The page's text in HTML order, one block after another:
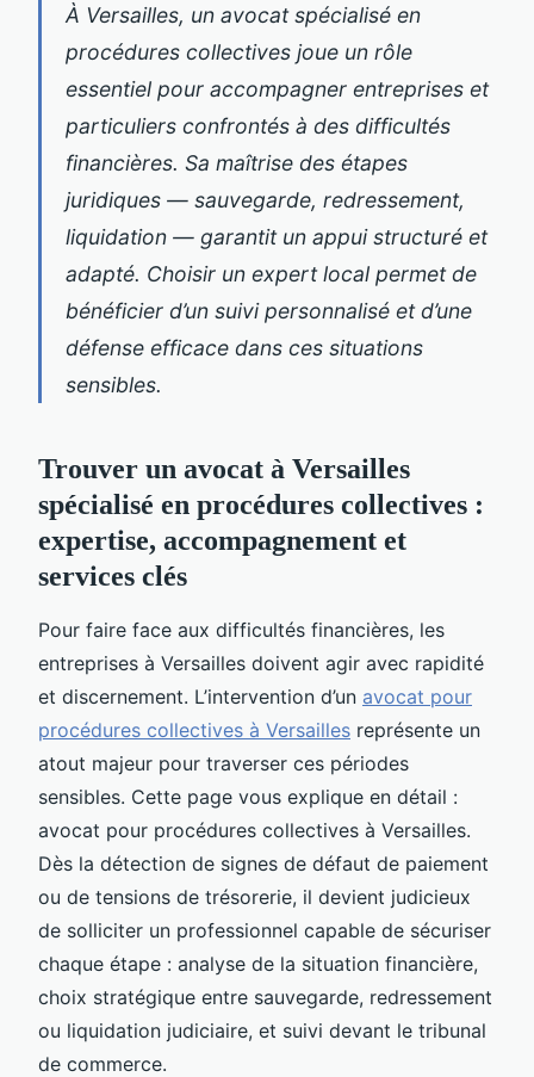
À Versailles, un avocat spécialisé en
procédures collectives joue un rôle
essentiel pour accompagner entreprises et
particuliers confrontés à des difficultés
financières. Sa maîtrise des étapes
juridiques — sauvegarde, redressement,
liquidation — garantit un appui structuré et
adapté. Choisir un expert local permet de
bénéficier d’un suivi personnalisé et d’une
défense efficace dans ces situations
sensibles.
Trouver un avocat à Versailles
spécialisé en procédures collectives :
expertise, accompagnement et
services clés
Pour faire face aux difficultés financières, les
entreprises à Versailles doivent agir avec rapidité
et discernement. L’intervention d’un avocat pour
procédures collectives à Versailles représente un
atout majeur pour traverser ces périodes
sensibles. Cette page vous explique en détail :
avocat pour procédures collectives à Versailles.
Dès la détection de signes de défaut de paiement
ou de tensions de trésorerie, il devient judicieux
de solliciter un professionnel capable de sécuriser
chaque étape : analyse de la situation financière,
choix stratégique entre sauvegarde, redressement
ou liquidation judiciaire, et suivi devant le tribunal
de commerce.